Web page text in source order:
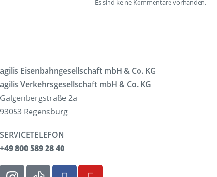
Es sind keine Kommentare vorhanden.
agilis Eisenbahngesellschaft mbH & Co. KG
agilis Verkehrsgesellschaft mbH & Co. KG
Galgenbergstraße 2a
93053 Regensburg
SERVICETELEFON
+49 800 589 28 40